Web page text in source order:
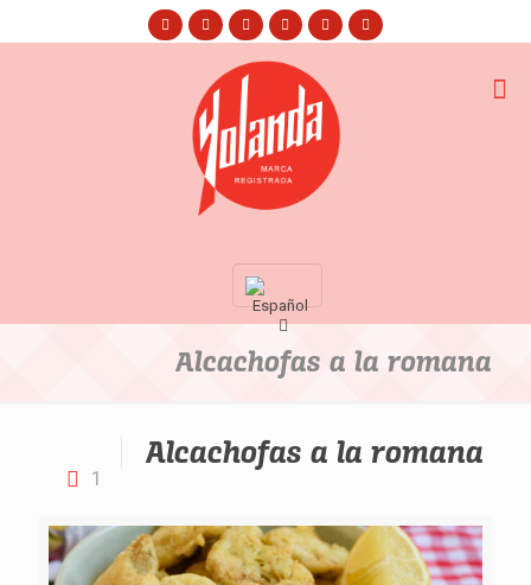
Alcachofas a la romana
1
Alcachofas a la romana